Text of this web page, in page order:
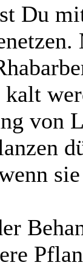
Du
von